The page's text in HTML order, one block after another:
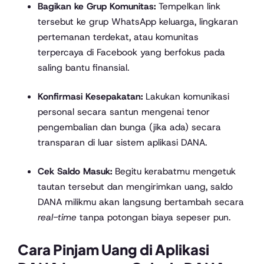
Bagikan ke Grup Komunitas:Tempelkan link
tersebut ke grup WhatsApp keluarga, lingkaran
pertemanan terdekat, atau komunitas
terpercaya di Facebook yang berfokus pada
saling bantu finansial.
Konfirmasi Kesepakatan:Lakukan komunikasi
personal secara santun mengenai tenor
pengembalian dan bunga (jika ada) secara
transparan di luar sistem aplikasi DANA.
Cek Saldo Masuk:Begitu kerabatmu mengetuk
tautan tersebut dan mengirimkan uang, saldo
DANA milikmu akan langsung bertambah secara
real-time tanpa potongan biaya sepeser pun.
Cara Pinjam Uang di Aplikasi